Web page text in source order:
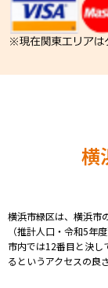
横
横浜市緑区は、横浜市
（推計人口・令和5年
市内では12番目と決し
るというアクセスの良